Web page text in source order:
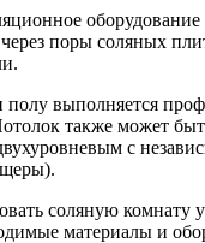
оборудование
поры соляных
полу выполняется
также может
с
соляную комнату
материалы и